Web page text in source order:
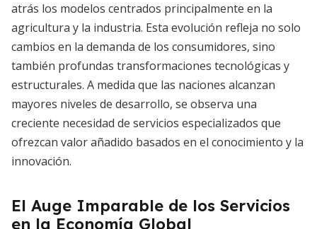
atrás los modelos centrados principalmente en la
agricultura y la industria. Esta evolución refleja no solo
cambios en la demanda de los consumidores, sino
también profundas transformaciones tecnológicas y
estructurales. A medida que las naciones alcanzan
mayores niveles de desarrollo, se observa una
creciente necesidad de servicios especializados que
ofrezcan valor añadido basados en el conocimiento y la
innovación.
El Auge Imparable de los Servicios
en la Economía Global